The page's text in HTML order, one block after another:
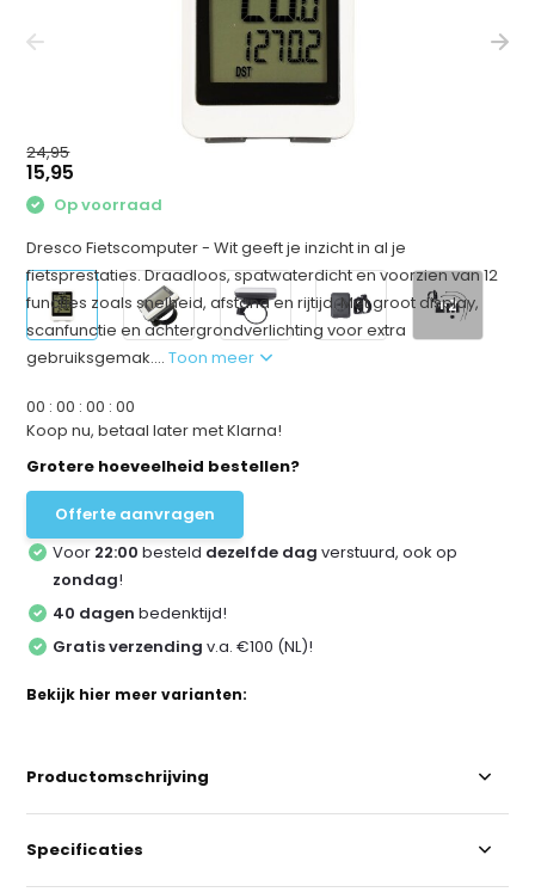
+2
24,95
15,95
Op voorraad
Dresco Fietscomputer - Wit geeft je inzicht in al je
fietsprestaties. Draadloos, spatwaterdicht en voorzien van 12
functies zoals snelheid, afstand en rijtijd. Met groot display,
scanfunctie en achtergrondverlichting voor extra
gebruiksgemak....Toon meer
00 :00 :00 :00
Koop nu, betaal later met Klarna!
Grotere hoeveelheid bestellen?
Offerte aanvragen
Voor 22:00 besteld dezelfde dag verstuurd, ook op
zondag!
40 dagen bedenktijd!
Gratis verzending v.a. €100 (NL)!
Bekijk hier meer varianten:
Productomschrijving
Specificaties